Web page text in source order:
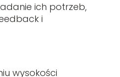
ich potrzeb,
i
wysokości